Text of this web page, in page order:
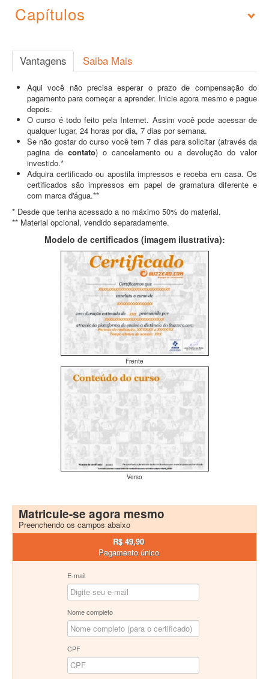
Capítulos
Vantagens Saiba Mais
Aqui você não precisa esperar o prazo de compensação do
pagamento para começar a aprender. Inicie agora mesmo e pague
depois.
O curso é todo feito pela Internet. Assim você pode acessar de
qualquer lugar, 24 horas por dia, 7 dias por semana.
Se não gostar do curso você tem 7 dias para solicitar (através da
pagina de contato) o cancelamento ou a devolução do valor
investido.*
Adquira certificado ou apostila impressos e receba em casa. Os
certificados são impressos em papel de gramatura diferente e
com marca d'água.**
* Desde que tenha acessado a no máximo 50% do material.
** Material opcional, vendido separadamente.
Modelo de certificados (imagem ilustrativa):
Frente
Verso
Matricule-se agora mesmo
Preenchendo os campos abaixo
R$ 49,90
Pagamento único
E-mail
Nome completo
CPF